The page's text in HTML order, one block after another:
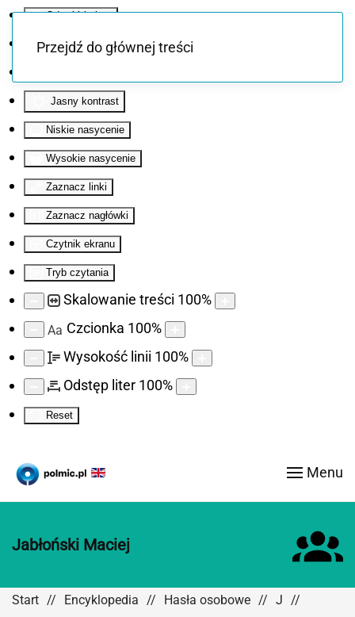
Odwróć kolory
Monochromatyczny
Jasny kontrast
Niskie nasycenie
Wysokie nasycenie
Zaznacz linki
Zaznacz nagłówki
Czytnik ekranu
Tryb czytania
Skalowanie treści 100%
Aa Czcionka 100%
Wysokość linii 100%
Odstęp liter 100%
Reset
Przejdź do głównej treści
Menu
Jabłoński Maciej
Start Encyklopedia Hasła osobowe
J